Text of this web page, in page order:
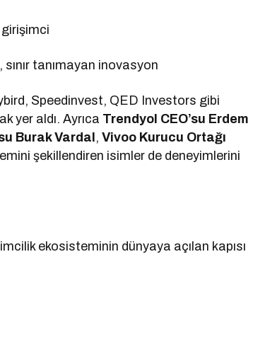
girişimci
sınır tanımayan inovasyon
Speedinvest, QED Investors gibi
yer aldı. Ayrıca Trendyol CEO’su Erdem
Burak Vardal ,Vivoo Kurucu Ortağı
şekillendiren isimler de deneyimlerini
ekosisteminin dünyaya açılan kapısı